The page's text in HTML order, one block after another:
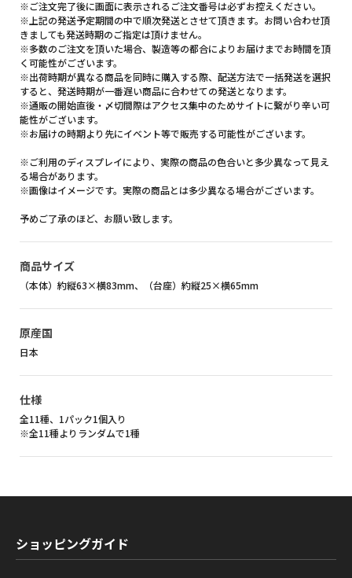
※ご注文完了後に画面に表示されるご注文番号は必ずお控えください。
※上記の発送予定期間の中で順次発送とさせて頂きます。お問い合わせ頂
きましても発送時期のご指定は頂けません。
※多数のご注文を頂いた場合、製造等の都合によりお届けまでお時間を頂
く可能性がございます。
※出荷時期が異なる商品を同時に購入する際、配送方法で一括発送を選択
すると、発送時期が一番遅い商品に合わせての発送となります。
※通販の開始直後・〆切間際はアクセス集中のためサイトに繋がり辛い可
能性がございます。
※お届けの時期より先にイベント等で販売する可能性がございます。
※ご利用のディスプレイにより、実際の商品の色合いと多少異なって見え
る場合があります。
※画像はイメージです。実際の商品とは多少異なる場合がございます。
予めご了承のほど、お願い致します。
商品サイズ
（本体）約縦63×横83mm、（台座）約縦25×横65mm
原産国
日本
仕様
全11種、1パック1個入り
※全11種よりランダムで1種
ショッピングガイド